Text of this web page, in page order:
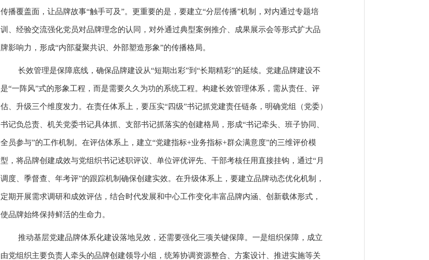
传播覆盖面，让品牌故事“触手可及”。更重要的是，要建立“分层传播”机制，对内通过专题培
训、经验交流强化党员对品牌理念的认同，对外通过典型案例推介、成果展示会等形式扩大品
牌影响力，形成“内部凝聚共识、外部塑造形象”的传播格局。
长效管理是保障底线，确保品牌建设从“短期出彩”到“长期精彩”的延续。党建品牌建设不
是“一阵风”式的形象工程，而是需要久久为功的系统工程。构建长效管理体系，需从责任、评
估、升级三个维度发力。在责任体系上，要压实“四级”书记抓党建责任链条，明确党组（党委）
书记负总责、机关党委书记具体抓、支部书记抓落实的创建格局，形成“书记牵头、班子协同、
全员参与”的工作机制。在评估体系上，建立“党建指标+业务指标+群众满意度”的三维评价模
型，将品牌创建成效与党组织书记述职评议、单位评优评先、干部考核任用直接挂钩，通过“月
调度、季督查、年考评”的跟踪机制确保创建实效。在升级体系上，要建立品牌动态优化机制，
定期开展需求调研和成效评估，结合时代发展和中心工作变化丰富品牌内涵、创新载体形式，
使品牌始终保持鲜活的生命力。
推动基层党建品牌体系化建设落地见效，还需要强化三项关键保障。一是组织保障，成立
由党组织主要负责人牵头的品牌创建领导小组，统筹协调资源整合、方案设计、推进实施等关